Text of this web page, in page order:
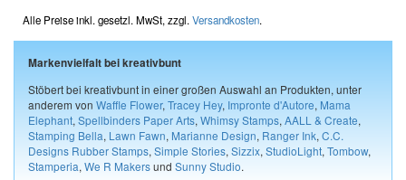
Alle Preise inkl. gesetzl. MwSt, zzgl. Versandkosten.
Markenvielfalt bei kreativbunt
Stöbert bei kreativbunt in einer großen Auswahl an Produkten, unter
anderem von Waffle Flower, Tracey Hey, Impronte d'Autore, Mama
Elephant, Spellbinders Paper Arts, Whimsy Stamps, AALL & Create,
Stamping Bella, Lawn Fawn, Marianne Design, Ranger Ink, C.C.
Designs Rubber Stamps, Simple Stories, Sizzix, StudioLight, Tombow,
Stamperia, We R Makersund Sunny Studio.